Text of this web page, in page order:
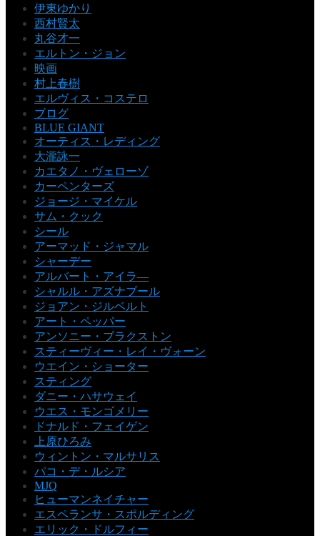
伊東ゆかり
西村賢太
丸谷才一
エルトン・ジョン
映画
村上春樹
エルヴィス・コステロ
ブログ
BLUE GIANT
オーティス・レディング
大瀧詠一
カエタノ・ヴェローゾ
カーペンターズ
ジョージ・マイケル
サム・クック
シール
アーマッド・ジャマル
シャーデー
アルバート・アイラ―
シャルル・アズナブール
ジョアン・ジルベルト
アート・ペッパー
アンソニー・ブラクストン
スティーヴィー・レイ・ヴォーン
ウエイン・ショーター
スティング
ダニー・ハサウェイ
ウエス・モンゴメリー
ドナルド・フェイゲン
上原ひろみ
ウィントン・マルサリス
パコ・デ・ルシア
MJQ
ヒューマンネイチャー
エスペランサ・スポルディング
エリック・ドルフィー